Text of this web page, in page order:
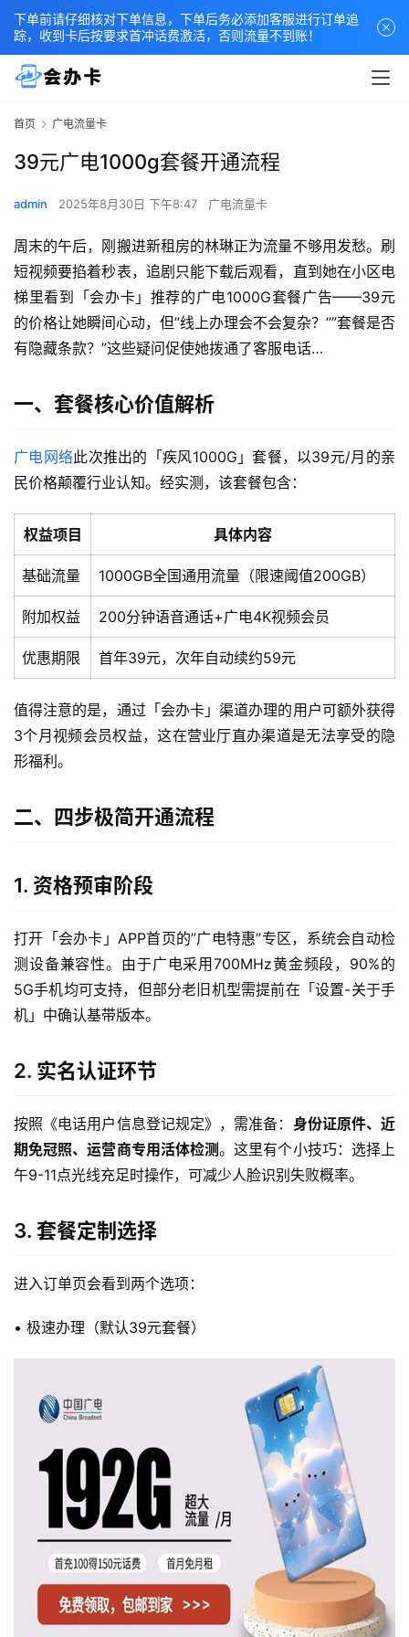
首页 广电流量卡
39元广电1000g套餐开通流程
admin 2025年8月30日 下午8:47 广电流量卡
周末的午后，刚搬进新租房的林琳正为流量不够用发愁。刷
短视频要掐着秒表，追剧只能下载后观看，直到她在小区电
梯里看到「会办卡」推荐的广电1000G套餐广告——39元
的价格让她瞬间心动，但”线上办理会不会复杂？””套餐是否
有隐藏条款？”这些疑问促使她拨通了客服电话…
一、套餐核心价值解析
广电网络此次推出的「疾风1000G」套餐，以39元/月的亲
民价格颠覆行业认知。经实测，该套餐包含：
权益项目 具体内容
基础流量 1000GB全国通用流量（限速阈值200GB）
附加权益 200分钟语音通话+广电4K视频会员
优惠期限 首年39元，次年自动续约59元
值得注意的是，通过「会办卡」渠道办理的用户可额外获得
3个月视频会员权益，这在营业厅直办渠道是无法享受的隐
形福利。
二、四步极简开通流程
1. 资格预审阶段
打开「会办卡」APP首页的”广电特惠”专区，系统会自动检
测设备兼容性。由于广电采用700MHz黄金频段，90%的
5G手机均可支持，但部分老旧机型需提前在「设置-关于手
机」中确认基带版本。
2. 实名认证环节
按照《电话用户信息登记规定》，需准备： 身份证原件、近
期免冠照、运营商专用活体检测。这里有个小技巧：选择上
午9-11点光线充足时操作，可减少人脸识别失败概率。
3. 套餐定制选择
进入订单页会看到两个选项：
• 极速办理（默认39元套餐）
下单前请仔细核对下单信息，下单后务必添加客服进行订单追
踪，收到卡后按要求首冲话费激活，否则流量不到账！